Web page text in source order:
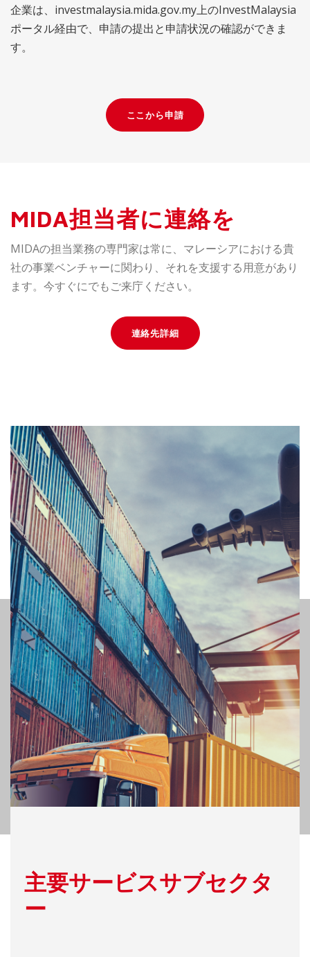
企業は、investmalaysia.mida.gov.my上のInvestMalaysia
ポータル経由で、申請の提出と申請状況の確認ができま
す。
ここから申請
MIDA担当者に連絡を
MIDAの担当業務の専門家は常に、マレーシアにおける貴
社の事業ベンチャーに関わり、それを支援する用意があり
ます。今すぐにでもご来庁ください。
連絡先詳細
主要サービスサブセクタ
ー